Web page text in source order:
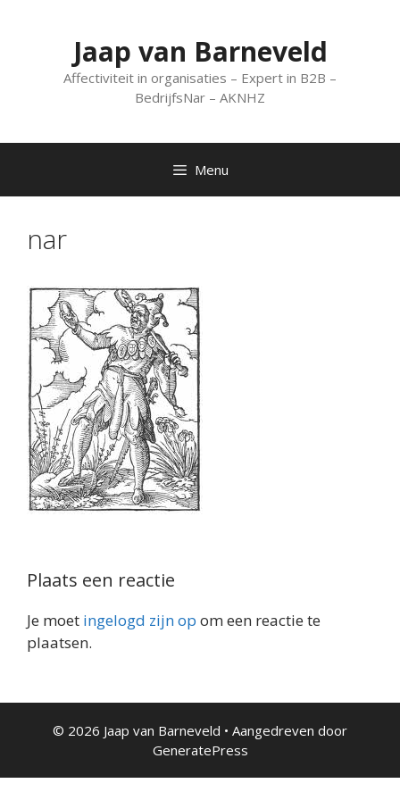
Jaap van Barneveld
Affectiviteit in organisaties – Expert in B2B –
BedrijfsNar – AKNHZ
Menu
nar
Plaats een reactie
Je moet ingelogd zijn op om een reactie te
plaatsen.
© 2026 Jaap van Barneveld • Aangedreven door
GeneratePress